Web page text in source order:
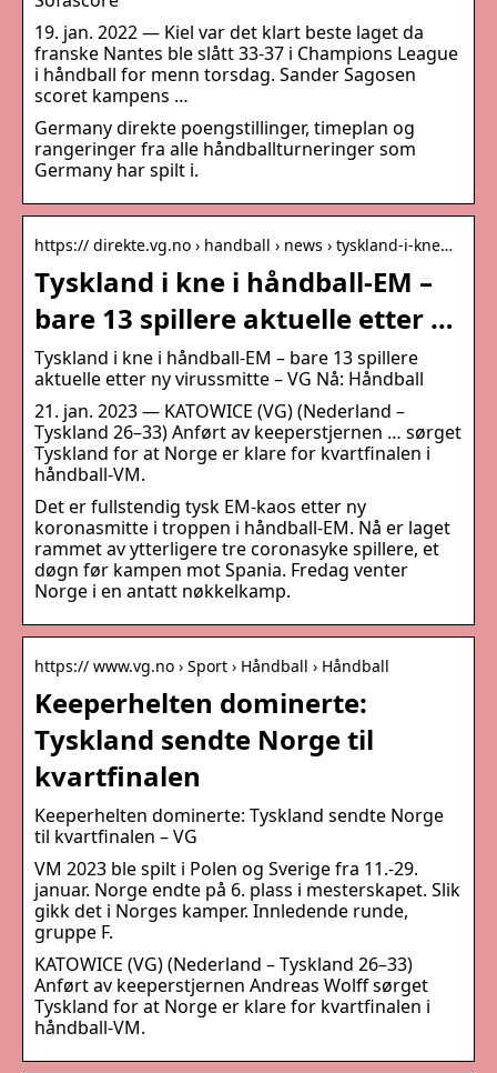
19. jan. 2022 — Kiel var det klart beste laget da
franske Nantes ble slått 33-37 i Champions League
i håndball for menn torsdag. Sander Sagosen
scoret kampens …
Germany direkte poengstillinger, timeplan og
rangeringer fra alle håndballturneringer som
Germany har spilt i.
https:// direkte.vg.no › handball › news › tyskland-i-kne…
Tyskland i kne i håndball-EM –
bare 13 spillere aktuelle etter …
Tyskland i kne i håndball-EM – bare 13 spillere
aktuelle etter ny virussmitte – VG Nå: Håndball
21. jan. 2023 — KATOWICE (VG) (Nederland –
Tyskland 26–33) Anført av keeperstjernen … sørget
Tyskland for at Norge er klare for kvartfinalen i
håndball-VM.
Det er fullstendig tysk EM-kaos etter ny
koronasmitte i troppen i håndball-EM. Nå er laget
rammet av ytterligere tre coronasyke spillere, et
døgn før kampen mot Spania. Fredag venter
Norge i en antatt nøkkelkamp.
https:// www.vg.no › Sport › Håndball › Håndball
Keeperhelten dominerte:
Tyskland sendte Norge til
kvartfinalen
Keeperhelten dominerte: Tyskland sendte Norge
til kvartfinalen – VG
VM 2023 ble spilt i Polen og Sverige fra 11.-29.
januar. Norge endte på 6. plass i mesterskapet. Slik
gikk det i Norges kamper. Innledende runde,
gruppe F.
KATOWICE (VG) (Nederland – Tyskland 26–33)
Anført av keeperstjernen Andreas Wolff sørget
Tyskland for at Norge er klare for kvartfinalen i
håndball-VM.